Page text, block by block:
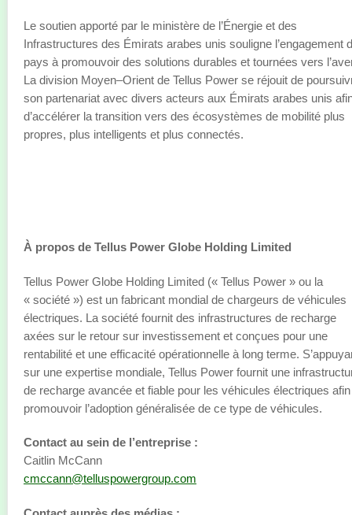
Le soutien apporté par le ministère de l’Énergie et des
Infrastructures des Émirats arabes unis souligne l’engagement
pays à promouvoir des solutions durables et tournées vers
La division Moyen–Orient de Tellus Power se réjouit de
son partenariat avec divers acteurs aux Émirats arabes unis
d’accélérer la transition vers des écosystèmes de mobilité plus
propres, plus intelligents et plus connectés.
À propos de Tellus Power Globe Holding Limited
Tellus Power Globe Holding Limited (« Tellus Power » ou la
« société ») est un fabricant mondial de chargeurs de véhicules
électriques. La société fournit des infrastructures de recharge
axées sur le retour sur investissement et conçues pour une
rentabilité et une efficacité opérationnelle à long terme.
sur une expertise mondiale, Tellus Power fournit une
de recharge avancée et fiable pour les véhicules électriques
promouvoir l’adoption généralisée de ce type de véhicules.
Contact au sein de l’entreprise :
Caitlin McCann
cmccann@telluspowergroup.com